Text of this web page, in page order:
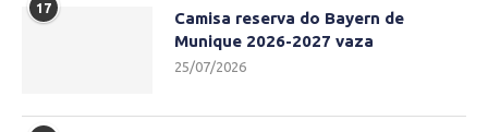
17
Camisa reserva do Bayern de
Munique 2026-2027 vaza
25/07/2026